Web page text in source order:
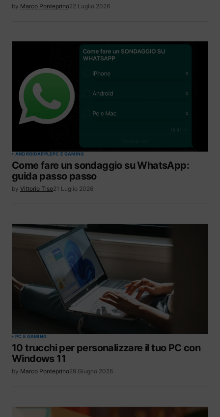
by Marco Ponteprino22 Luglio 2026
ANDROIDAPPLEPC E GAMING
Come fare un sondaggio su WhatsApp:
guida passo passo
by Vittorio Tiso21 Luglio 2026
PC E GAMING
10 trucchi per personalizzare il tuo PC con
Windows 11
by Marco Ponteprino29 Giugno 2026